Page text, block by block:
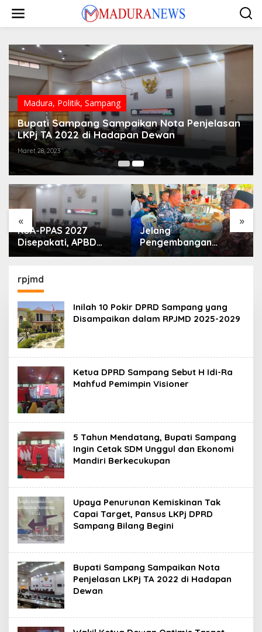
konten
Madura, Politik, Sampang
Bupati Sampang Sampaikan Nota Penjelasan
LKPj TA 2022 di Hadapan Dewan
Maret 28, 2023
« »
KUA-PPAS 2027
Disepakati, APBD
Sampang Defisit Rp
Jelang
Pengembangan
Lapangan Hidayah,
rpjmd
Inilah 10 Pokir DPRD Sampang yang
Disampaikan dalam RPJMD 2025-2029
Ketua DPRD Sampang Sebut H Idi-Ra
Mahfud Pemimpin Visioner
5 Tahun Mendatang, Bupati Sampang
Ingin Cetak SDM Unggul dan Ekonomi
Mandiri Berkecukupan
Upaya Penurunan Kemiskinan Tak
Capai Target, Pansus LKPj DPRD
Sampang Bilang Begini
Bupati Sampang Sampaikan Nota
Penjelasan LKPj TA 2022 di Hadapan
Dewan